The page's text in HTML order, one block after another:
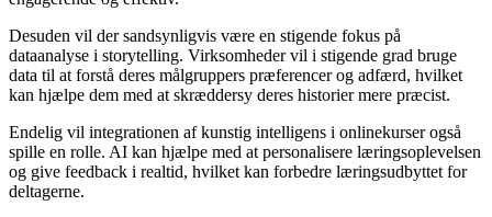
Desuden vil der sandsynligvis være en stigende fokus på
dataanalyse i storytelling. Virksomheder vil i stigende grad bruge
data til at forstå deres målgruppers præferencer og adfærd, hvilket
kan hjælpe dem med at skræddersy deres historier mere præcist.
Endelig vil integrationen af kunstig intelligens i onlinekurser også
spille en rolle. AI kan hjælpe med at personalisere læringsoplevelsen
og give feedback i realtid, hvilket kan forbedre læringsudbyttet for
deltagerne.